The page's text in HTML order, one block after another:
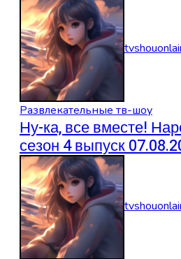
Развлекательные тв-шоу
Ну-ка, все вместе!
сезон 4 выпуск